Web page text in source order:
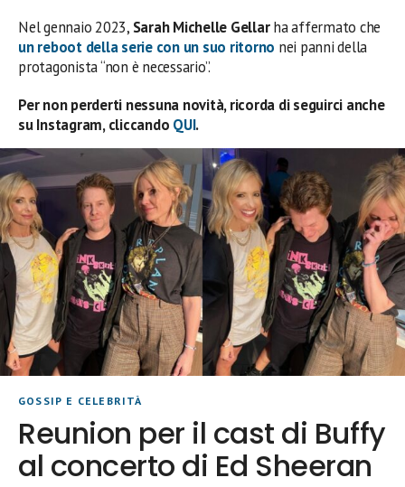
Nel gennaio 2023, Sarah Michelle Gellarha affermato che
un reboot della serie con un suo ritorno nei panni della
protagonista “non è necessario”.
Per non perderti nessuna novità, ricorda di seguirci anche
su Instagram, cliccando QUI.
GOSSIP E CELEBRITÀ
Reunion per il cast di Buffy
al concerto di Ed Sheeran